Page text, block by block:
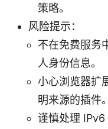
策略。
风险提示：
不在免费服务
人身份信息。
小心浏览器扩
明来源的插件。
谨慎处理